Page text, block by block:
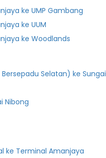
ke UMP Gambang
ke UUM
ke Woodlands
Selatan) ke Sungai
Nibong
ke Terminal Amanjaya